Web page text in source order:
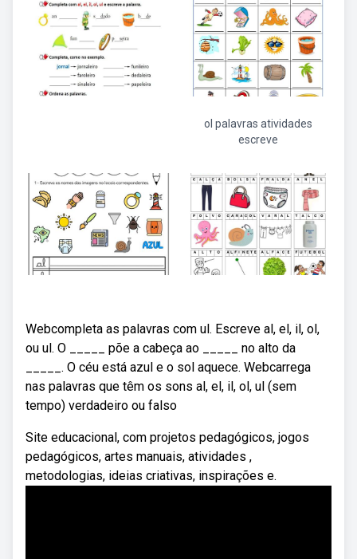
ol palavras atividades
escreve
Webcompleta as palavras com ul. Escreve al, el, il, ol,
ou ul. O _____ põe a cabeça ao _____ no alto da
_____. O céu está azul e o sol aquece. Webcarrega
nas palavras que têm os sons al, el, il, ol, ul (sem
tempo) verdadeiro ou falso
Site educacional, com projetos pedagógicos, jogos
pedagógicos, artes manuais, atividades ,
metodologias, ideias criativas, inspirações e.